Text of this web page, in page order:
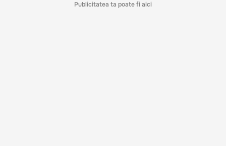
Publicitatea ta poate fi aici